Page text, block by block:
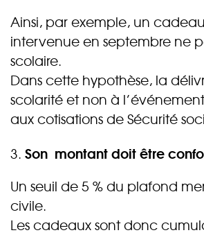
Ainsi, par exemple, un
intervenue en septembre ne
scolaire.
Dans cette hypothèse, la
scolarité et non à
aux cotisations de Sécurité
3. Son montant doit être
Un seuil de 5 % du plafond
civile.
Les cadeaux sont donc